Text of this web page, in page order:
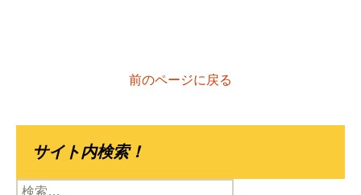
前のページに戻る
サイト内検索！
検